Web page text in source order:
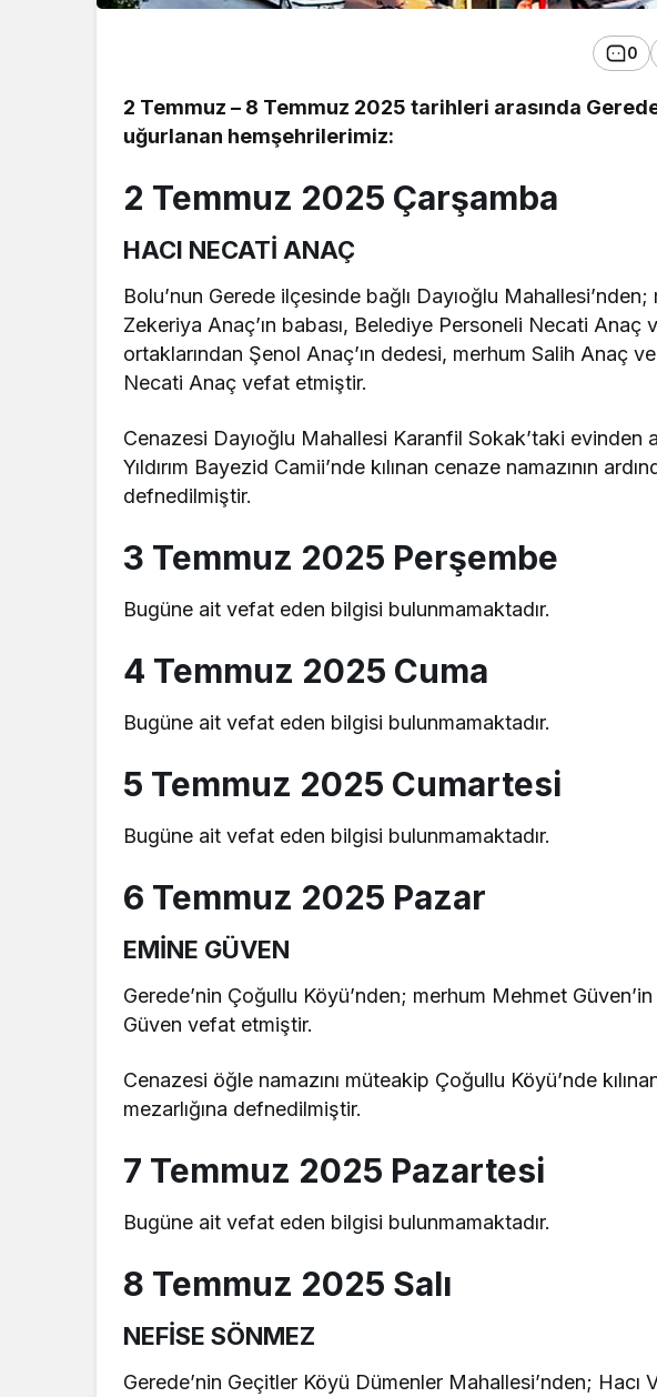
0
2 Temmuz – 8 Temmuz 2025 tarihleri arasında
uğurlanan hemşehrilerimiz:
2 Temmuz 2025 Çarşamba
HACI NECATİ ANAÇ
Bolu’nun Gerede ilçesinde bağlı Dayıoğlu
Zekeriya Anaç’ın babası, Belediye Personeli Necati Anaç
ortaklarından Şenol Anaç’ın dedesi, merhum Salih Anaç
Necati Anaç vefat etmiştir.
Cenazesi Dayıoğlu Mahallesi Karanfil Sokak’taki evinden
Yıldırım Bayezid Camii’nde kılınan cenaze namazının
defnedilmiştir.
3 Temmuz 2025 Perşembe
Bugüne ait vefat eden bilgisi bulunmamaktadır.
4 Temmuz 2025 Cuma
Bugüne ait vefat eden bilgisi bulunmamaktadır.
5 Temmuz 2025 Cumartesi
Bugüne ait vefat eden bilgisi bulunmamaktadır.
6 Temmuz 2025 Pazar
EMİNE GÜVEN
Gerede’nin Çoğullu Köyü’nden; merhum Mehmet
Güven vefat etmiştir.
Cenazesi öğle namazını müteakip Çoğullu Köyü’nde
mezarlığına defnedilmiştir.
7 Temmuz 2025 Pazartesi
Bugüne ait vefat eden bilgisi bulunmamaktadır.
8 Temmuz 2025 Salı
NEFİSE SÖNMEZ
Gerede’nin Geçitler Köyü Dümenler Mahallesi’nden; Hacı